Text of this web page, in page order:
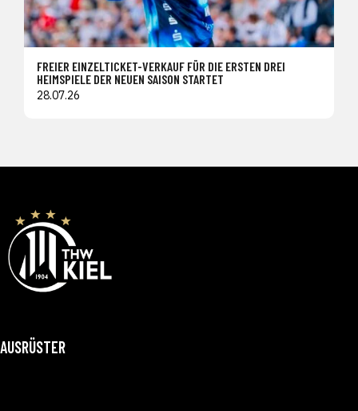
FREIER EINZELTICKET-VERKAUF FÜR DIE ERSTEN DREI
HEIMSPIELE DER NEUEN SAISON STARTET
28.07.26
AUSRÜSTER